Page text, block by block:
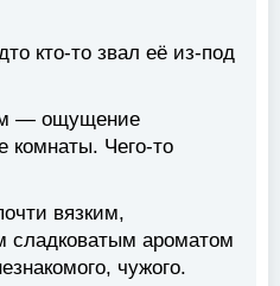
кто-то звал её из-под
— ощущение
комнаты. Чего-то
вязким,
сладковатым ароматом
чужого.